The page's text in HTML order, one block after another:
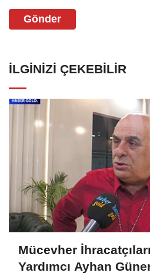
Gönder
İLGINIZI ÇEKEBILIR
Mücevher
Yardımcı Ayhan